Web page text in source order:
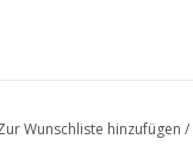
Wunschliste hinzufügen /